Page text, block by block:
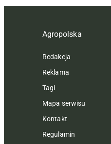
Agropolska
Redakcja
Reklama
Tagi
Mapa serwisu
Kontakt
Regulamin